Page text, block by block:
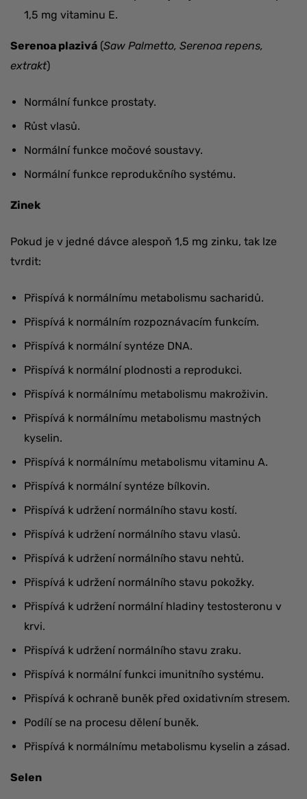
1,5 mg vitaminu E.
Serenoa plazivá (Saw Palmetto, Serenoa repens,
extrakt)
Normální funkce prostaty.
Růst vlasů.
Normální funkce močové soustavy.
Normální funkce reprodukčního systému.
Zinek
Pokud je v jedné dávce alespoň 1,5 mg zinku, tak lze
tvrdit:
Přispívá k normálnímu metabolismu sacharidů.
Přispívá k normálním rozpoznávacím funkcím.
Přispívá k normální syntéze DNA.
Přispívá k normální plodnosti a reprodukci.
Přispívá k normálnímu metabolismu makroživin.
Přispívá k normálnímu metabolismu mastných
kyselin.
Přispívá k normálnímu metabolismu vitaminu A.
Přispívá k normální syntéze bílkovin.
Přispívá k udržení normálního stavu kostí.
Přispívá k udržení normálního stavu vlasů.
Přispívá k udržení normálního stavu nehtů.
Přispívá k udržení normálního stavu pokožky.
Přispívá k udržení normální hladiny testosteronu v
krvi.
Přispívá k udržení normálního stavu zraku.
Přispívá k normální funkci imunitního systému.
Přispívá k ochraně buněk před oxidativním stresem.
Podílí se na procesu dělení buněk.
Přispívá k normálnímu metabolismu kyselin a zásad.
Selen